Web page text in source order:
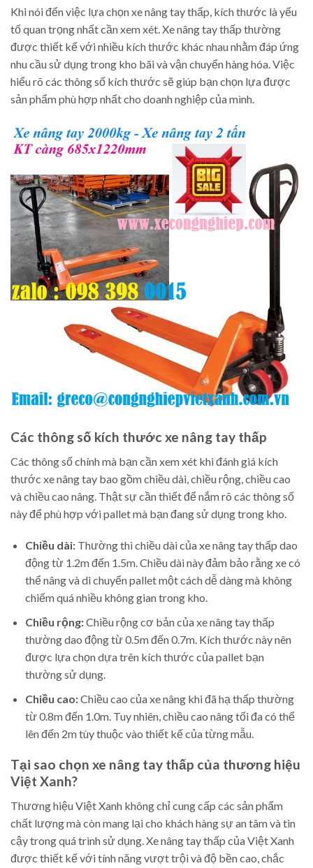
Khi nói đến việc lựa chọn xe nâng tay thấp, kích thước là yếu
tố quan trọng nhất cần xem xét. Xe nâng tay thấp thường
được thiết kế với nhiều kích thước khác nhau nhằm đáp ứng
nhu cầu sử dụng trong kho bãi và vận chuyển hàng hóa. Việc
hiểu rõ các thông số kích thước sẽ giúp bạn chọn lựa được
sản phẩm phù hợp nhất cho doanh nghiệp của mình.
Các thông số kích thước xe nâng tay thấp
Các thông số chính mà bạn cần xem xét khi đánh giá kích
thước xe nâng tay bao gồm chiều dài, chiều rộng, chiều cao
và chiều cao nâng. Thật sự cần thiết để nắm rõ các thông số
này để phù hợp với pallet mà bạn đang sử dụng trong kho.
Chiều dài:Thường thì chiều dài của xe nâng tay thấp dao
động từ 1.2m đến 1.5m. Chiều dài này đảm bảo rằng xe có
thể nâng và di chuyển pallet một cách dễ dàng mà không
chiếm quá nhiều không gian trong kho.
Chiều rộng:Chiều rộng cơ bản của xe nâng tay thấp
thường dao động từ 0.5m đến 0.7m. Kích thước này nên
được lựa chọn dựa trên kích thước của pallet bạn
thường sử dụng.
Chiều cao:Chiều cao của xe nâng khi đã hạ thấp thường
từ 0.8m đến 1.0m. Tuy nhiên, chiều cao nâng tối đa có thể
lên đến 2m tùy thuộc vào thiết kế của từng mẫu.
Tại sao chọn xe nâng tay thấp của thương hiệu
Việt Xanh?
Thương hiệu Việt Xanh không chỉ cung cấp các sản phẩm
chất lượng mà còn mang lại cho khách hàng sự an tâm và tin
cậy trong quá trình sử dụng. Xe nâng tay thấp của Việt Xanh
được thiết kế với tính năng vượt trội và độ bền cao, chắc